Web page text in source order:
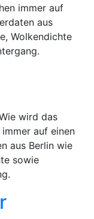
immer auf
aus
Wolkendichte
wird das
auf einen
aus Berlin wie
sowie